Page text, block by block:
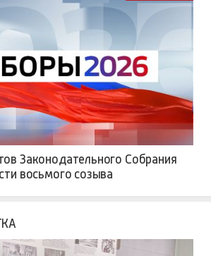
Законодательного Собрания
восьмого созыва